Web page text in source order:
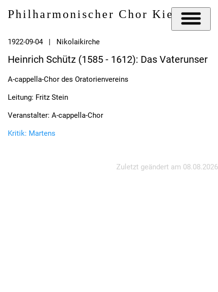
Philharmonischer Chor Kiel e.V.
1922-09-04 | Nikolaikirche
Heinrich Schütz (1585 - 1612): Das Vaterunser
A-cappella-Chor des Oratorienvereins
Leitung: Fritz Stein
Veranstalter: A-cappella-Chor
Kritik: Martens
Zuletzt geändert am 08.08.2026